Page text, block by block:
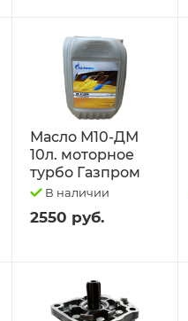
Масло М10-ДМ
10л. моторное
турбо Газпром
В наличии
2550 руб.